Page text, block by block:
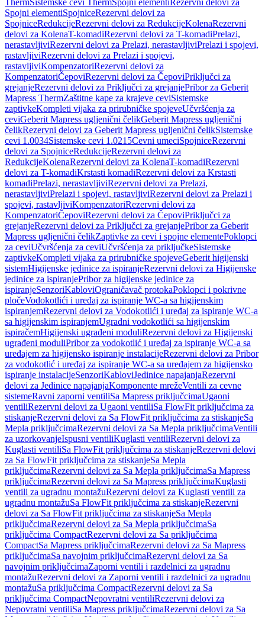
ThermSistemske cevi ThermSpojni elementi Rezervni delovi za
Spojni elementiSpojniceRezervni delovi za
SpojniceRedukcijeRezervni delovi za RedukcijeKolenaRezervni
delovi za KolenaT-komadiRezervni delovi za T-komadiPrelazi,
nerastavljiviRezervni delovi za Prelazi, nerastavljiviPrelazi i spojevi,
rastavljiviRezervni delovi za Prelazi i spojevi,
rastavljiviKompenzatoriRezervni delovi za
KompenzatoriČepoviRezervni delovi za ČepoviPriključci za
grejanjeRezervni delovi za Priključci za grejanjePribor za Geberit
Mapress ThermZaštitne kape za krajeve ceviSistemske
zaptivkeKompleti vijaka za prirubničke spojeveUčvršćenja za
ceviGeberit Mapress ugljenični čelikGeberit Mapress ugljenični
čelikRezervni delovi za Geberit Mapress ugljenični čelikSistemske
cevi 1.0034Sistemske cevi 1.0215Cevni umeciSpojniceRezervni
delovi za SpojniceRedukcijeRezervni delovi za
RedukcijeKolenaRezervni delovi za KolenaT-komadiRezervni
delovi za T-komadiKrstasti komadiRezervni delovi za Krstasti
komadiPrelazi, nerastavljiviRezervni delovi za Prelazi,
nerastavljiviPrelazi i spojevi, rastavljiviRezervni delovi za Prelazi i
spojevi, rastavljiviKompenzatoriRezervni delovi za
KompenzatoriČepoviRezervni delovi za ČepoviPriključci za
grejanjeRezervni delovi za Priključci za grejanjePribor za Geberit
Mapress ugljenični čelikZaptivke za cevi i spojne elementePoklopci
za ceviUčvršćenja za ceviUčvršćenja za priključkeSistemske
zaptivkeKompleti vijaka za prirubničke spojeveGeberit higijenski
sistemHigijenske jedinice za ispiranjeRezervni delovi za Higijenske
jedinice za ispiranjePribor za higijenske jedinice za
ispiranjeSenzoriKabloviOgraničavač protokaPoklopci i pokrivne
pločeVodokotlići i uređaj za ispiranje WC-a sa higijenskim
ispiranjemRezervni delovi za Vodokotlići i uređaj za ispiranje WC-a
sa higijenskim ispiranjemUgradni vodokotlići sa higijenskim
ispiračemHigijenski ugrađeni moduliRezervni delovi za Higijenski
ugrađeni moduliPribor za vodokotlić i uređaj za ispiranje WC-a sa
uređajem za higijensko ispiranje instalacijeRezervni delovi za Pribor
za vodokotlić i uređaj za ispiranje WC-a sa uređajem za higijensko
ispiranje instalacijeSenzoriKabloviJedinice napajanjaRezervni
delovi za Jedinice napajanjaKomponente mrežeVentili za cevne
sistemeRavni zaporni ventiliSa Mapress priključcimaUgaoni
ventiliRezervni delovi za Ugaoni ventiliSa FlowFit priključcima za
stiskanjeRezervni delovi za Sa FlowFit priključcima za stiskanjeSa
Mepla priključcimaRezervni delovi za Sa Mepla priključcimaVentili
za uzorkovanjeIspusni ventiliKuglasti ventiliRezervni delovi za
Kuglasti ventiliSa FlowFit priključcima za stiskanjeRezervni delovi
za Sa FlowFit priključcima za stiskanjeSa Mepla
priključcimaRezervni delovi za Sa Mepla priključcimaSa Mapress
priključcimaRezervni delovi za Sa Mapress priključcimaKuglasti
ventili za ugradnu montažuRezervni delovi za Kuglasti ventili za
ugradnu montažuSa FlowFit priključcima za stiskanjeRezervni
delovi za Sa FlowFit priključcima za stiskanjeSa Mepla
priključcimaRezervni delovi za Sa Mepla priključcimaSa
priključcima CompactRezervni delovi za Sa priključcima
CompactSa Mapress priključcimaRezervni delovi za Sa Mapress
priključcimaSa navojnim priključcimaRezervni delovi za Sa
navojnim priključcimaZaporni ventili i razdelnici za ugradnu
montažuRezervni delovi za Zaporni ventili i razdelnici za ugradnu
montažuSa priključcima CompactRezervni delovi za Sa
priključcima CompactNepovratni ventiliRezervni delovi za
Nepovratni ventiliSa Mapress priključcimaRezervni delovi za Sa